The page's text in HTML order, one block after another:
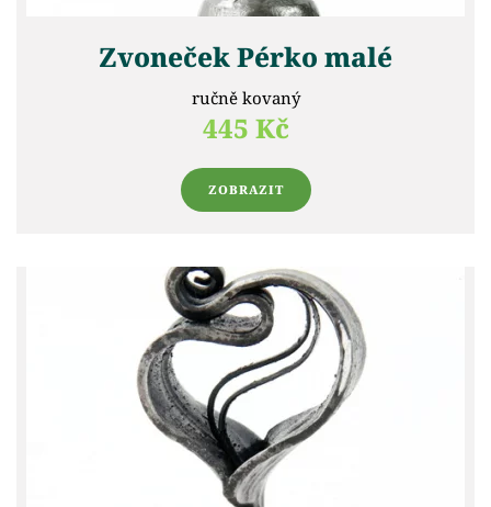
Zvoneček Pérko malé
ručně kovaný
445 Kč
ZOBRAZIT